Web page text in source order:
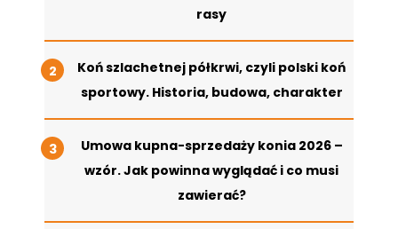
rasy
Koń szlachetnej półkrwi, czyli polski koń
sportowy. Historia, budowa, charakter
Umowa kupna-sprzedaży konia 2026 –
wzór. Jak powinna wyglądać i co musi
zawierać?